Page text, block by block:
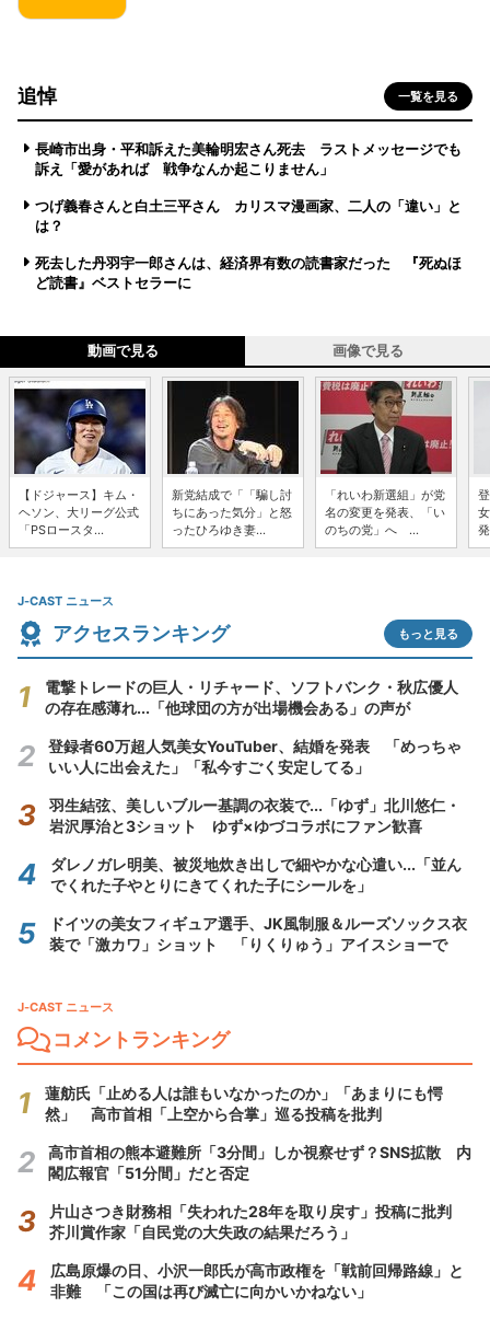
追悼 一覧を見る
長崎市出身・平和訴えた美輪明宏さん死去 ラストメッセージでも
訴え「愛があれば 戦争なんか起こりません」
つげ義春さんと白土三平さん カリスマ漫画家、二人の「違い」と
は？
死去した丹羽宇一郎さんは、経済界有数の読書家だった 『死ぬほ
ど読書』ベストセラーに
動画で見る 画像で見る
【ドジャース】キム・
ヘソン、大リーグ公式
「PSロースタ...
新党結成で「「騙し討
ちにあった気分」と怒
ったひろゆき妻...
「れいわ新選組」が党
名の変更を発表、「い
のちの党」へ ...
J-CAST ニュース
アクセスランキング もっと見る
電撃トレードの巨人・リチャード、ソフトバンク・秋広優人
の存在感薄れ...「他球団の方が出場機会ある」の声が
登録者60万超人気美女YouTuber、結婚を発表 「めっちゃ
いい人に出会えた」「私今すごく安定してる」
羽生結弦、美しいブルー基調の衣装で...「ゆず」北川悠仁・
岩沢厚治と3ショット ゆず×ゆづコラボにファン歓喜
ダレノガレ明美、被災地炊き出しで細やかな心遣い...「並ん
でくれた子やとりにきてくれた子にシールを」
ドイツの美女フィギュア選手、JK風制服＆ルーズソックス衣
装で「激カワ」ショット 「りくりゅう」アイスショーで
J-CAST ニュース
コメントランキング
蓮舫氏「止める人は誰もいなかったのか」「あまりにも愕
然」 高市首相「上空から合掌」巡る投稿を批判
高市首相の熊本避難所「3分間」しか視察せず？SNS拡散 内
閣広報官「51分間」だと否定
片山さつき財務相「失われた28年を取り戻す」投稿に批判
芥川賞作家「自民党の大失政の結果だろう」
広島原爆の日、小沢一郎氏が高市政権を「戦前回帰路線」と
非難 「この国は再び滅亡に向かいかねない」